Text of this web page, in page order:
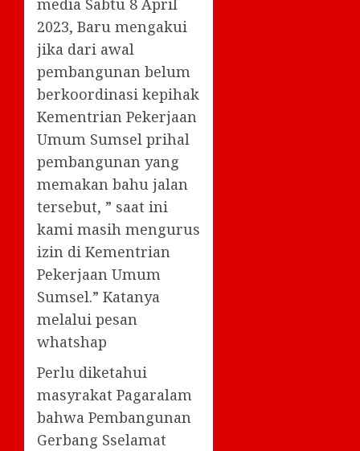
2023, Baru mengakui
jika dari awal
pembangunan belum
berkoordinasi kepihak
Kementrian Pekerjaan
Umum Sumsel prihal
pembangunan yang
memakan bahu jalan
tersebut, ” saat ini
kami masih mengurus
izin di Kementrian
Pekerjaan Umum
Sumsel.” Katanya
melalui pesan
whatshap
Perlu diketahui
masyrakat Pagaralam
bahwa Pembangunan
Gerbang Sselamat